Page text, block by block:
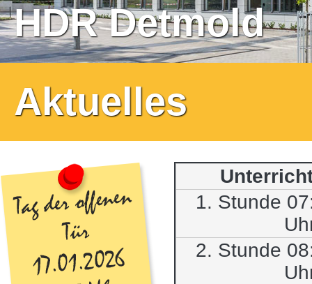
HDR Detmold
Aktuelles
1. Stunde
2. Stunde